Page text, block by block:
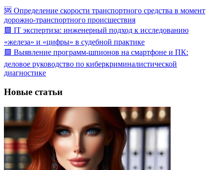
🆘 Определение скорости транспортного средства в момент
дорожно-транспортного происшествия
🟩 IT экспертиза: инженерный подход к исследованию
«железа» и «цифры» в судебной практике
🟩 Выявление программ-шпионов на смартфоне и ПК:
деловое руководство по киберкриминалистической
диагностике
Новые статьи